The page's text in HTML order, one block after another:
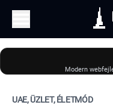
Modern
UAE, ÜZLET, ÉLETMÓD